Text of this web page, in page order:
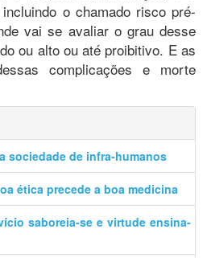
o chamado risco pré-
vai se avaliar o grau desse
ou alto ou até proibitivo. E as
complicações e morte
sociedade de infra-humanos
ética precede a boa medicina
saboreia-se e virtude ensina-